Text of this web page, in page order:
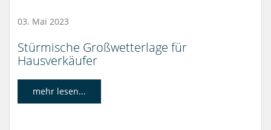
03. Mai 2023
Stürmische Großwetterlage für
Hausverkäufer
mehr lesen...